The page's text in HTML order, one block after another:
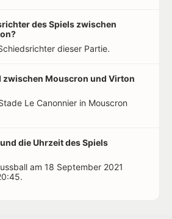
des Spiels zwischen
dieser Partie.
zwischen Mouscron und Virton
Le Canonnier in Mouscron
die Uhrzeit des Spiels
am 18 September 2021